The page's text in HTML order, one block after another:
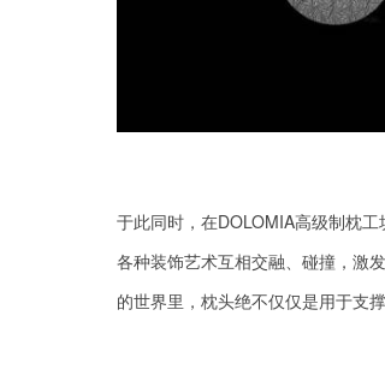
于此同时 ，在DOLOMIA高级制枕工
各种装饰艺术互相交融、碰撞，激
的世界里， 枕头绝不仅仅是用于支